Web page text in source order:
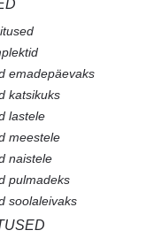
emadepäevaks
katsikuks
lastele
meestele
naistele
pulmadeks
soolaleivaks